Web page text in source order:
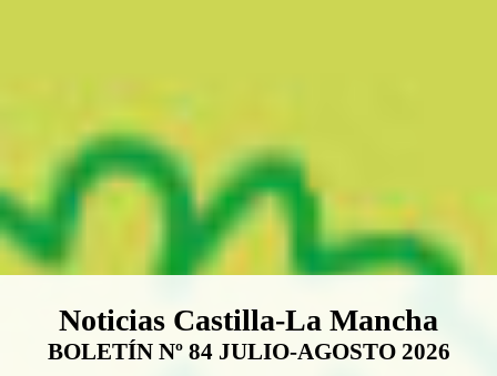
Boletín Noticias Castilla-La
Noticias Castilla-La Mancha
BOLETÍN Nº 84 JULIO-AGOSTO 2026